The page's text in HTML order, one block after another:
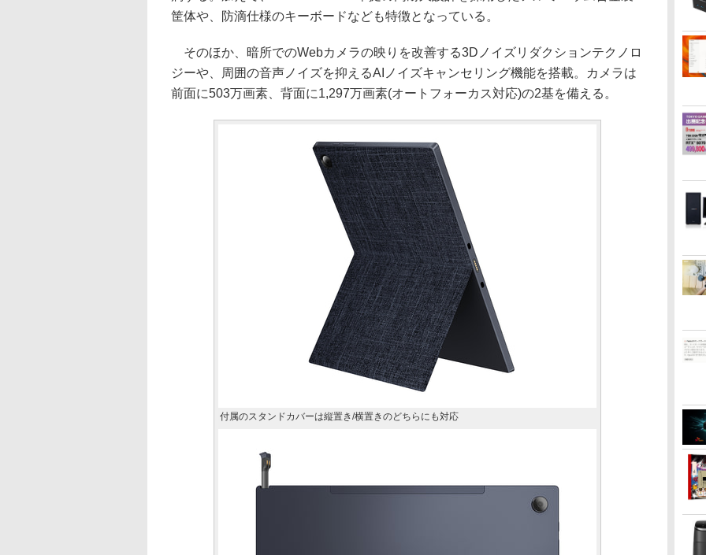
筐体や、防滴仕様のキーボードなども特徴となっている。
そのほか、暗所でのWebカメラの映りを改善する3Dノイズリダクションテクノロ
ジーや、周囲の音声ノイズを抑えるAIノイズキャンセリング機能を搭載。カメラは
前面に503万画素、背面に1,297万画素(オートフォーカス対応)の2基を備える。
付属のスタンドカバーは縦置き/横置きのどちらにも対応